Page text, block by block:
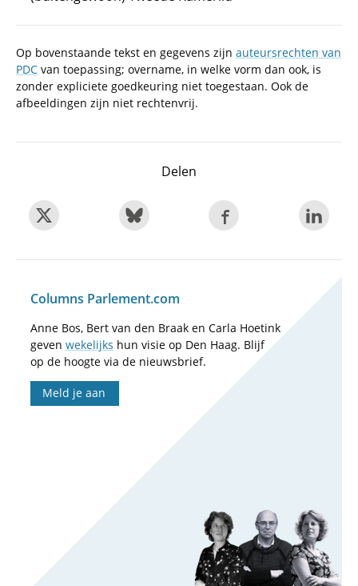
Op bovenstaande tekst en gegevens zijn auteursrechten van
PDC van toepassing; overname, in welke vorm dan ook, is
zonder expliciete goedkeuring niet toegestaan. Ook de
afbeeldingen zijn niet rechtenvrij.
Delen
Columns Parlement.com
Anne Bos, Bert van den Braak en Carla Hoetink
geven wekelijks hun visie op Den Haag. Blijf
op de hoogte via de nieuwsbrief.
Meld je aan